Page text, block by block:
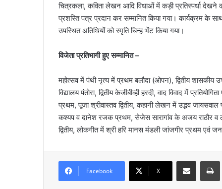
चित्रकला, कविता लेखन आदि विधाओं में कड़ी प्रतिस्पर्धा देखने
प्रशस्ति पत्र प्रदान कर सम्मानित किया गया। कार्यक्रम के
उपस्थित अतिथियों को स्मृति चिन्ह भेंट किया गया।
विजेता प्रतिभागी हुए सम्मानित –
महोत्सव में पंथी नृत्य में प्रथम बलौदा (ओपन), द्वितीय शासकीय
विद्यालय पंतोरा, द्वितीय केजीबीव्ही हरदी, वाद विवाद में
प्रथम, पूजा श्रीवास्तव द्वितीय, कहानी लेखन में उद्भव
कश्यप व दानेश रजक प्रथम, सेजेस सारागांव के अजय राठौर व
द्वितीय, लोकगीत में श्री हरि मानस मंडली जांजगीर प्रथम एवं
Facebook X